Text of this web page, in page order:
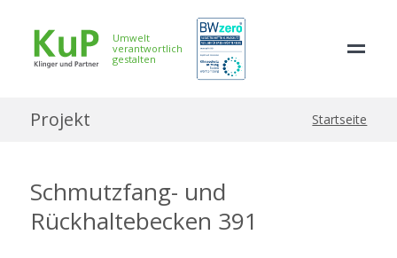
Umwelt
verantwortlich
gestalten
Projekt Startseite
Schmutzfang- und
Rückhaltebecken 391